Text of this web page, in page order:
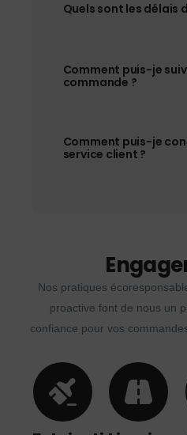
Quels sont les délais
Comment puis-je
commande ?
Comment puis-je
service client ?
Nos pratiques
proactive font de nous un
confiance pour vos